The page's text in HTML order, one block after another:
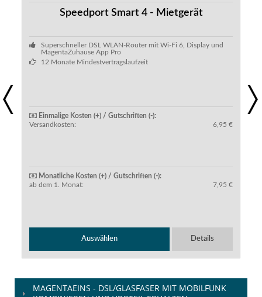
Previous
Speedport Smart 4 - Mietgerät
Superschneller DSL WLAN-Router mit Wi-Fi 6, Display und
MagentaZuhause App Pro
12 Monate Mindestvertragslaufzeit
Einmalige Kosten (+) / Gutschriften (-):
Versandkosten:
6,95 €
Monatliche Kosten (+) / Gutschriften (-):
ab dem 1. Monat:
7,95 €
Auswählen Details
Next
MAGENTAEINS - DSL/GLASFASER MIT MOBILFUNK